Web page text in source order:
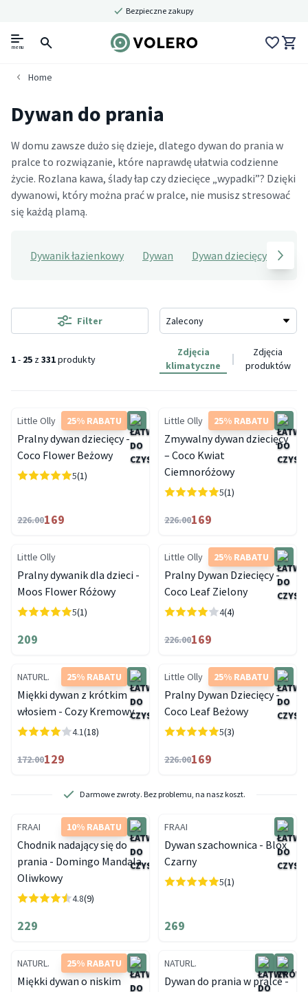
Bezpieczne zakupy
menu
Home
Dywan do prania
W domu zawsze dużo się dzieje, dlatego dywan do prania w
pralce to rozwiązanie, które naprawdę ułatwia codzienne
życie. Rozlana kawa, ślady łap czy dziecięce „wypadki”? Dzięki
dywanowi, który można prać w pralce, nie musisz stresować
się każdą plamą.
Dywanik łazienkowy Dywan Dywan dziecięcy do
1- 25 z331produkty
Filter
Zdjęcia
klimatyczne
Zdjęcia
produktów
25% RABATU
Little Olly
Pralny dywan dziecięcy -
Coco Flower Beżowy
5(1)
226.00169
25% RABATU
Little Olly
Zmywalny dywan dziecięcy
– Coco Kwiat
Ciemnoróżowy
5(1)
226.00169
Little Olly
Pralny dywanik dla dzieci -
Moos Flower Różowy
5(1)
209
25% RABATU
Little Olly
Pralny Dywan Dziecięcy -
Coco Leaf Zielony
4(4)
226.00169
25% RABATU
NATURL.
Miękki dywan z krótkim
włosiem - Cozy Kremowy
4.1(18)
172.00129
25% RABATU
Little Olly
Pralny Dywan Dziecięcy -
Coco Leaf Beżowy
5(3)
226.00169
Darmowe zwroty. Bez problemu, na nasz koszt.
10% RABATU
FRAAI
Chodnik nadający się do
prania - Domingo Mandala
Oliwkowy
4.8(9)
229
FRAAI
Dywan szachownica - Blox
Czarny
5(1)
269
25% RABATU
NATURL.
Miękki dywan o niskim
NATURL.
Dywan do prania w pralce -